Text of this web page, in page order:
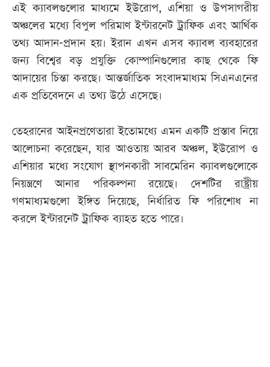
এই ক্যাবলগুলোর মাধ্যমে ইউরোপ, এশিয়া ও উপসাগরীয়
অঞ্চলের মধ্যে বিপুল পরিমাণ ইন্টারনেট ট্রাফিক এবং আর্থিক
তথ্য আদান-প্রদান হয়। ইরান এখন এসব ক্যাবল ব্যবহারের
জন্য বিশ্বের বড় প্রযুক্তি কোম্পানিগুলোর কাছ থেকে ফি
আদায়ের চিন্তা করছে। আন্তর্জাতিক সংবাদমাধ্যম সিএনএনের
এক প্রতিবেদনে এ তথ্য উঠে এসেছে।
তেহরানের আইনপ্রণেতারা ইতোমধ্যে এমন একটি প্রস্তাব নিয়ে
আলোচনা করেছেন, যার আওতায় আরব অঞ্চল, ইউরোপ ও
এশিয়ার মধ্যে সংযোগ স্থাপনকারী সাবমেরিন ক্যাবলগুলোকে
নিয়ন্ত্রণে আনার পরিকল্পনা রয়েছে। দেশটির রাষ্ট্রীয়
গণমাধ্যমগুলো ইঙ্গিত দিয়েছে, নির্ধারিত ফি পরিশোধ না
করলে ইন্টারনেট ট্রাফিক ব্যাহত হতে পারে।